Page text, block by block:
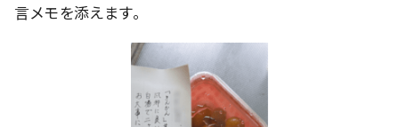
言メモを添えます。